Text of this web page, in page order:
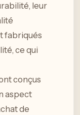
leur
fabriqués
ce qui
conçus
aspect
de